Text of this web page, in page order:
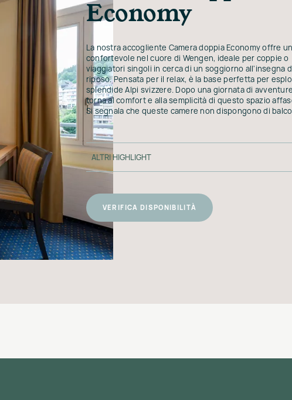
Economy
La nostra accogliente Camera doppia Economy offre
confortevole nel cuore di Wengen, ideale per coppie o
viaggiatori singoli in cerca di un soggiorno all'insegna
riposo. Pensata per il relax, è la base perfetta per
splendide Alpi svizzere. Dopo una giornata di
torna al comfort e alla semplicità di questo spazio
Si segnala che queste camere non dispongono di
ALTRI HIGHLIGHT
VERIFICA DISPONIBILITÀ